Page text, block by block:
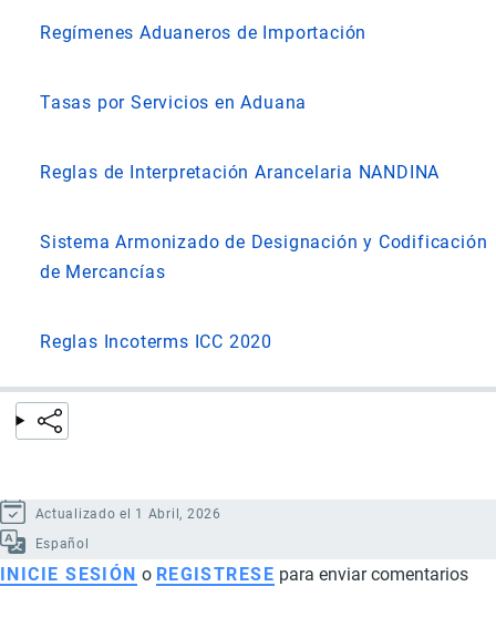
Regímenes Aduaneros de Importación
Tasas por Servicios en Aduana
Reglas de Interpretación Arancelaria NANDINA
Sistema Armonizado de Designación y Codificación
de Mercancías
Reglas Incoterms ICC 2020
Actualizado el 1 Abril, 2026
Español
INICIE SESIÓN o REGISTRESE para enviar comentarios